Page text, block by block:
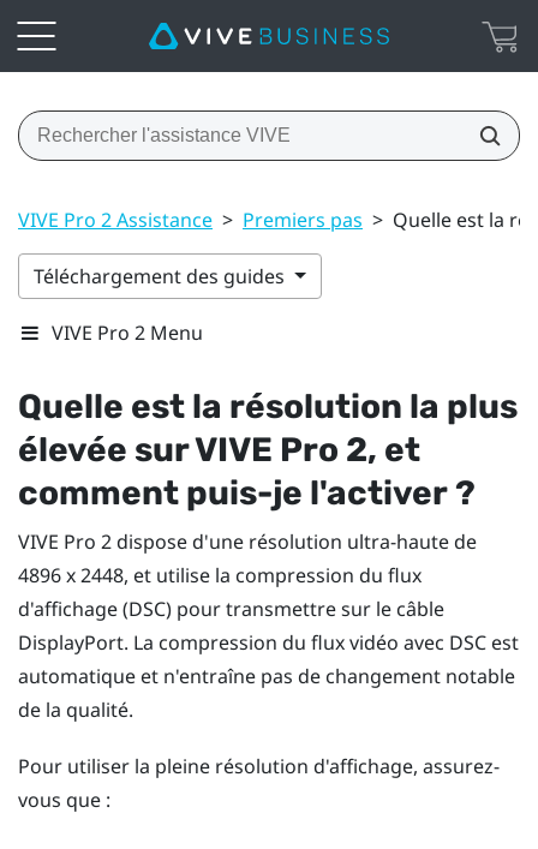
VIVE Pro 2 Assistance > Premiers pas > Quelle est la
Téléchargement des guides
VIVE Pro 2 Menu
Quelle est la résolution la plus
élevée surVIVE Pro 2, et
comment puis-je l'activer ?
VIVE Pro 2dispose d'une résolution ultra-haute de
4896 x 2448, et utilise la compression du flux
d'affichage (DSC) pour transmettre sur le câble
DisplayPort. La compression du flux vidéo avec DSC est
automatique et n'entraîne pas de changement notable
de la qualité.
Pour utiliser la pleine résolution d'affichage, assurez-
vous que :